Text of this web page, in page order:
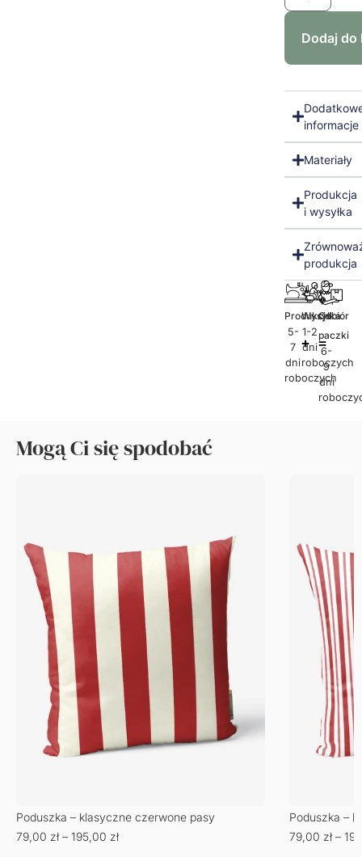
Dodaj do
informacje
Materiały
Produkcja
i wysyłka
produkcja
Produkcja
5-
7
dni
roboczych
Wysyłka
1-2
dni
roboczych
Odbiór
paczki
6-
9
dni
Mogą Ci się spodobać
Poduszka – klasyczne czerwone pasy
79,00 zł – 195,00 zł
Poduszka –
79,00 zł –